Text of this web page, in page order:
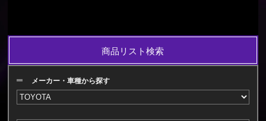
商品リスト検索
メーカー・車種から探す